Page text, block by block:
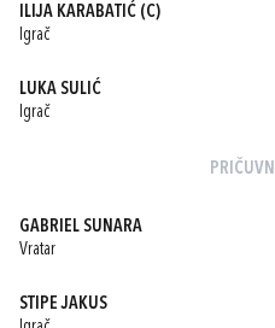
ILIJA KARABATIĆ(C)
Igrač
LUKA SULIĆ
Igrač
GABRIEL SUNARA
Vratar
STIPE JAKUS